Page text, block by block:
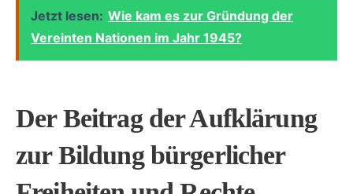
Jetzt lesen: Wie kam es zur Gründung der
Vereinten Nationen im Jahr 1945?
Der Beitrag der​ Aufklärung
zur Bildung bürgerlicher‍